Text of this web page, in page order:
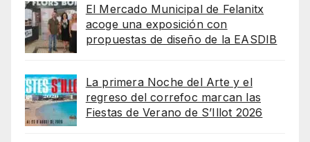
El Mercado Municipal de Felanitx
acoge una exposición con
propuestas de diseño de la EASDIB
La primera Noche del Arte y el
regreso del correfoc marcan las
Fiestas de Verano de S’Illot 2026